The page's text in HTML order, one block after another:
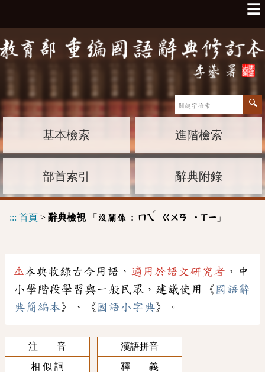
☰
基本檢索 進階檢索
部首索引 辭典附錄
::: 首頁 > 辭典檢視「 沒關係 : ㄇㄟ
ˊ
ㄍㄨㄢ ˙ㄒㄧ 」
⚠本典收錄古今用語， 適用於語文研究者 ，中
小學階段學習與一般民眾，建議使用《 國語辭
典簡編本》、《 國語小字典》。
注 音
漢語拼音
相 似 詞
釋 義